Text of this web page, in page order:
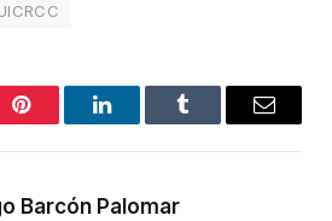
Pinterest LinkedInTumblr Email
Barcón Palomar